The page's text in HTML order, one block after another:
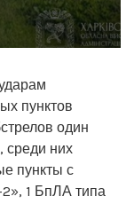
пунктов
один
среди них
пункты с
1 БпЛА типа